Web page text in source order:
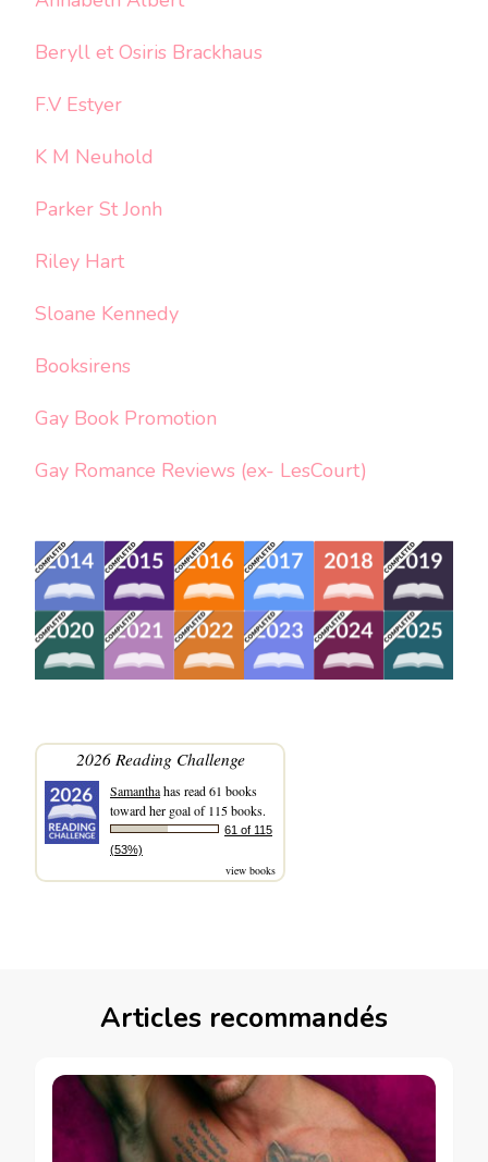
Beryll et Osiris Brackhaus
F.V Estyer
K M Neuhold
Parker St Jonh
Riley Hart
Sloane Kennedy
Booksirens
Gay Book Promotion
Gay Romance Reviews (ex- LesCourt)
2026 Reading Challenge
Samanthahas read 61 books
toward her goal of 115 books.
61 of 115
(53%)
view books
Articles recommandés